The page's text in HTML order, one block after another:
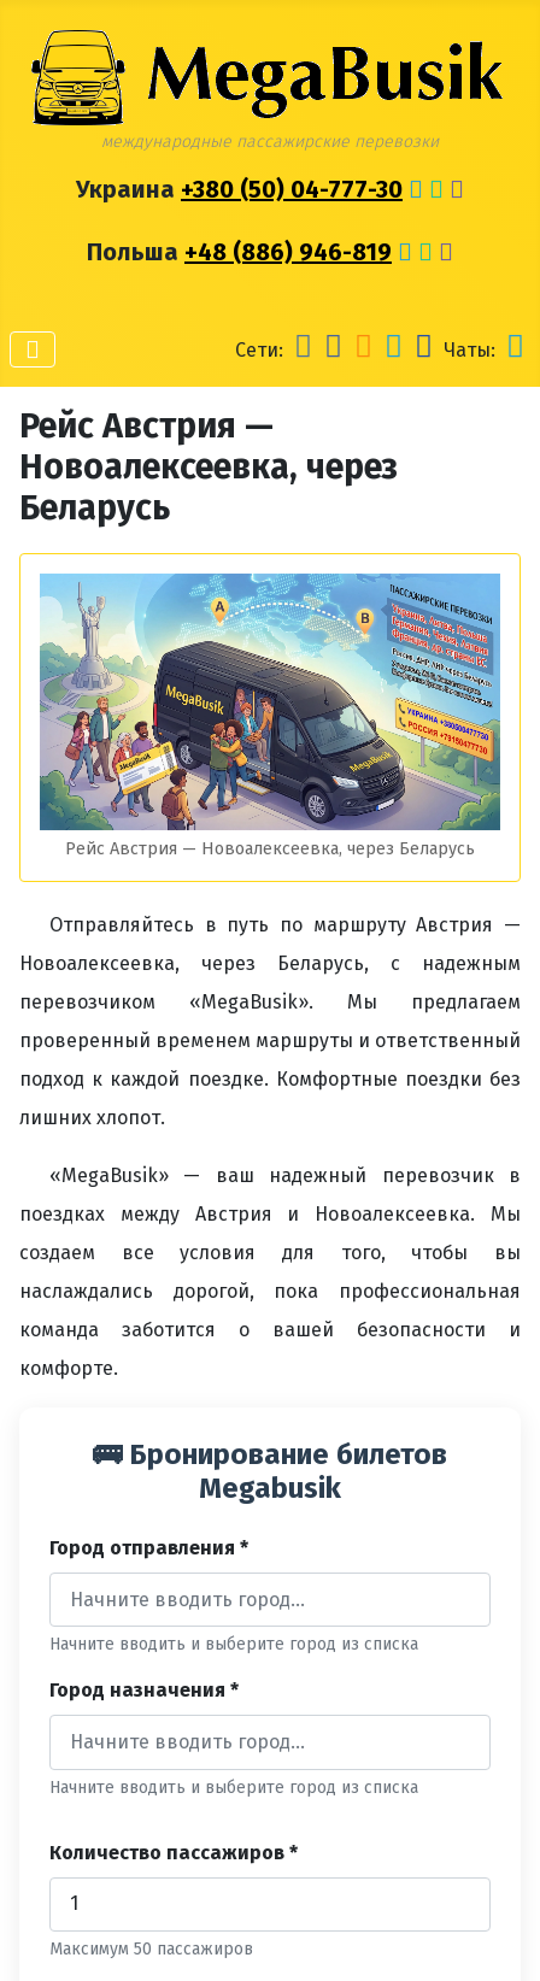
международные пассажирские перевозки
Украина +380 (50) 04-777-30
Польша +48 (886) 946-819
Сети: Чаты:
Рейс Австрия —
Новоалексеевка, через
Беларусь
Рейс Австрия — Новоалексеевка, через Беларусь
Отправляйтесь в путь по маршруту Австрия —
Новоалексеевка, через Беларусь, с надежным
перевозчиком «MegaBusik». Мы предлагаем
проверенный временем маршруты и ответственный
подход к каждой поездке. Комфортные поездки без
лишних хлопот.
«MegaBusik» — ваш надежный перевозчик в
поездках между Австрия и Новоалексеевка. Мы
создаем все условия для того, чтобы вы
наслаждались дорогой, пока профессиональная
команда заботится о вашей безопасности и
комфорте.
🚌 Бронирование билетов
Megabusik
Город отправления *
Начните вводить и выберите город из списка
Город назначения *
Начните вводить и выберите город из списка
Количество пассажиров *
Максимум 50 пассажиров